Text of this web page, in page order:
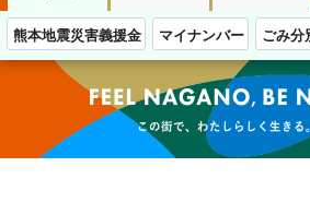
熊本地震災害義援金 マイナンバー ごみ分
この街で、わたしらしく生き